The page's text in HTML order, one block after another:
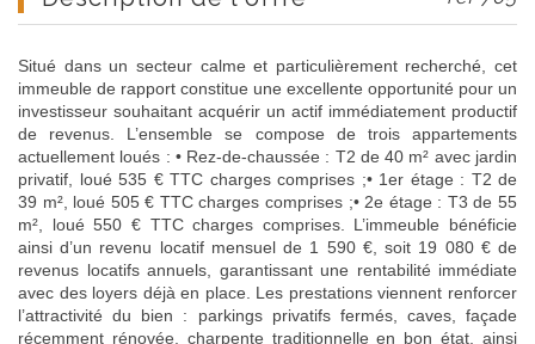
Situé dans un secteur calme et particulièrement recherché, cet
immeuble de rapport constitue une excellente opportunité pour un
investisseur souhaitant acquérir un actif immédiatement productif
de revenus. L’ensemble se compose de trois appartements
actuellement loués : • Rez-de-chaussée : T2 de 40 m² avec jardin
privatif, loué 535 € TTC charges comprises ;• 1er étage : T2 de
39 m², loué 505 € TTC charges comprises ;• 2e étage : T3 de 55
m², loué 550 € TTC charges comprises. L’immeuble bénéficie
ainsi d’un revenu locatif mensuel de 1 590 €, soit 19 080 € de
revenus locatifs annuels, garantissant une rentabilité immédiate
avec des loyers déjà en place. Les prestations viennent renforcer
l’attractivité du bien : parkings privatifs fermés, caves, façade
récemment rénovée, charpente traditionnelle en bon état, ainsi